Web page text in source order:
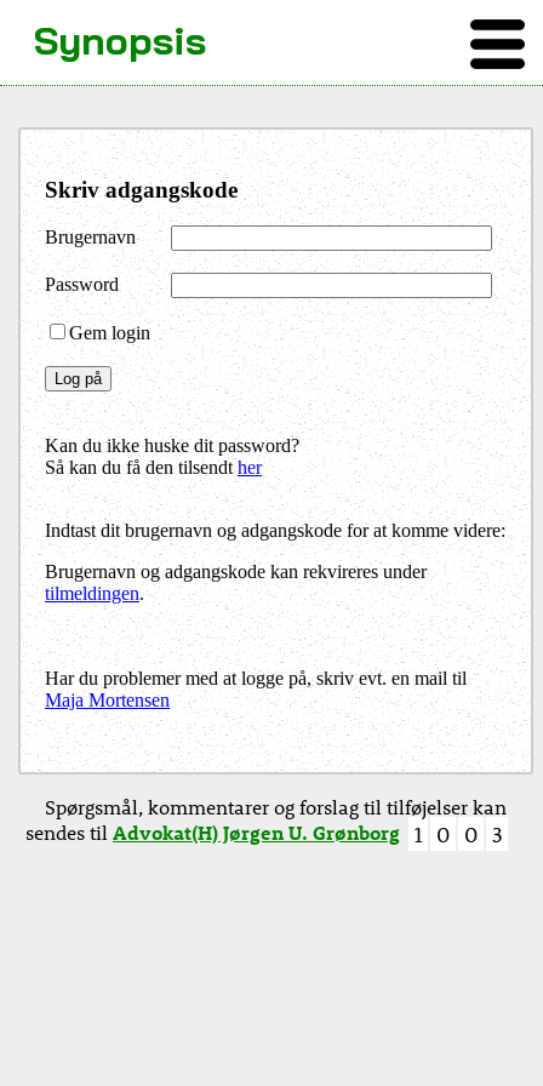
Skriv adgangskode
Brugernavn
Password
Gem login
Kan du ikke huske dit password?
Så kan du få den tilsendther
Indtast dit brugernavn og adgangskode for at komme videre:
Brugernavn og adgangskode kan rekvireres under
tilmeldingen.
Har du problemer med at logge på, skriv evt. en mail til
Maja Mortensen
Synopsis
Spørgsmål, kommentarer og forslag til tilføjelser kan
sendes tilAdvokat(H) Jørgen U. Grønborg 1 0 0 3